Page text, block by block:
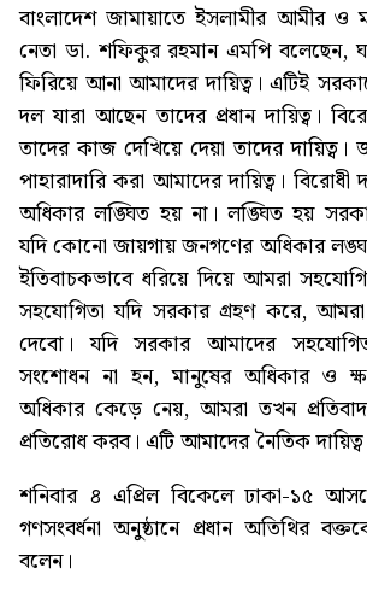
বাংলাদেশ জামায়াতে ইসলামীর আমীর ও
নেতা ডা. শফিকুর রহমান এমপি বলেছেন,
ফিরিয়ে আনা আমাদের দায়িত্ব। এটিই
দল যারা আছেন তাদের প্রধান দায়িত্ব।
তাদের কাজ দেখিয়ে দেয়া তাদের
পাহারাদারি করা আমাদের দায়িত্ব। বিরোধী
অধিকার লঙ্ঘিত হয় না। লঙ্ঘিত হয়
যদি কোনো জায়গায় জনগণের অধিকার
ইতিবাচকভাবে ধরিয়ে দিয়ে আমরা
সহযোগিতা যদি সরকার গ্রহণ করে,
দেবো। যদি সরকার আমাদের
সংশোধন না হন, মানুষের অধিকার ও
অধিকার কেড়ে নেয়, আমরা তখন
প্রতিরোধ করব। এটি আমাদের নৈতিক
শনিবার ৪ এপ্রিল বিকেলে ঢাকা-১৫
গণসংবর্ধনা অনুষ্ঠানে প্রধান অতিথির
বলেন।